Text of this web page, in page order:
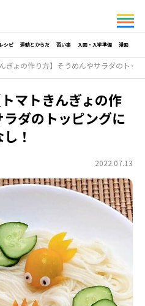
シピ 運動とからだ 習い事 入園・入学準備 漫画
ょの作り方】そうめんやサラダのトッ
マトきんぎょの作
ダのトッピングに
！
2022.07.13